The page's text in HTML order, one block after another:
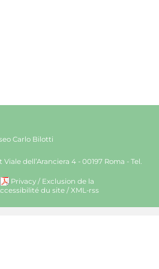
Carlo Bilotti
dell’Aranciera 4 - 00197 Roma - Tel.
Privacy / Exclusion de la
du site / XML-rss